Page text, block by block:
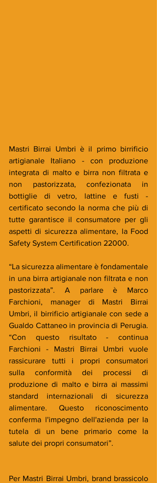
Mastri Birrai Umbri è il primo birrificio
artigianale Italiano - con produzione
integrata di malto e birra non filtrata e
non pastorizzata, confezionata in
bottiglie di vetro, lattine e fusti -
certificato secondo la norma che più di
tutte garantisce il consumatore per gli
aspetti di sicurezza alimentare, la Food
Safety System Certification 22000.
“La sicurezza alimentare è fondamentale
in una birra artigianale non filtrata e non
pastorizzata”. A parlare è Marco
Farchioni, manager di Mastri Birrai
Umbri, il birrificio artigianale con sede a
Gualdo Cattaneo in provincia di Perugia.
“Con questo risultato - continua
Farchioni - Mastri Birrai Umbri vuole
rassicurare tutti i propri consumatori
sulla conformità dei processi di
produzione di malto e birra ai massimi
standard internazionali di sicurezza
alimentare. Questo riconoscimento
conferma l'impegno dell'azienda per la
tutela di un bene primario come la
salute dei propri consumatori”.
Per Mastri Birrai Umbri, brand brassicolo